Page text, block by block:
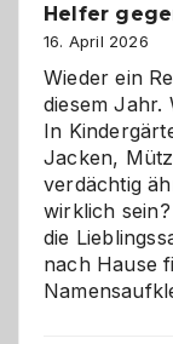
Helfer
16. April 2026
Wieder ein
diesem Jahr.
In
Jacken,
verdächtig
wirklich
die
nach Hause